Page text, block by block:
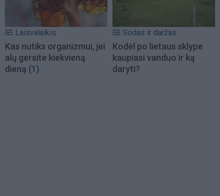
Laisvalaikis
Kas nutiks organizmui, jei
alų gersite kiekvieną
dieną (1)
Sodas ir daržas
Kodėl po lietaus sklype
kaupiasi vanduo ir ką
daryti?